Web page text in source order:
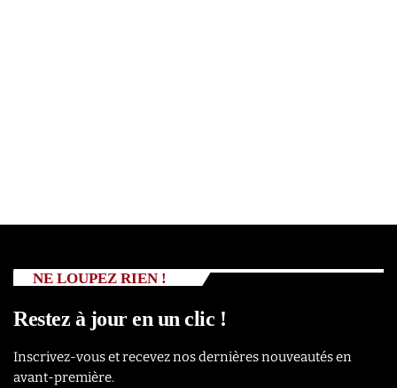
NE LOUPEZ RIEN !
Restez à jour en un clic !
Inscrivez-vous et recevez nos dernières nouveautés en
avant-première.